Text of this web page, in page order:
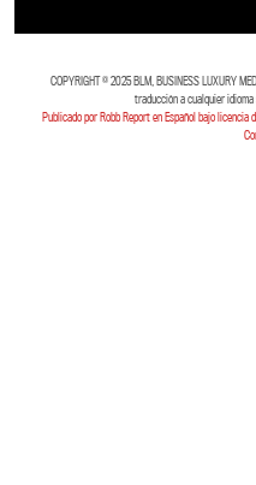
COPYRIGHT ©️ 2025 BLM, BUSINESS LUXURY
traducción a cualquier
Publicado por Robb Report en Español bajo licencia